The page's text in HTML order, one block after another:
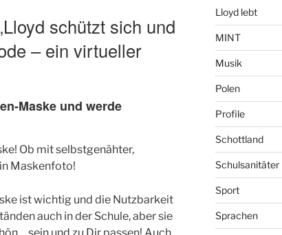
schützt sich und
– ein virtueller
Maske und werde
Ob mit selbstgenähter,
Maskenfoto!
ist wichtig und die Nutzbarkeit
auch in der Schule, aber sie
Lloyd lebt
MINT
Musik
Polen
Profile
Schottland
Schulsanitäter
Sport
Sprachen